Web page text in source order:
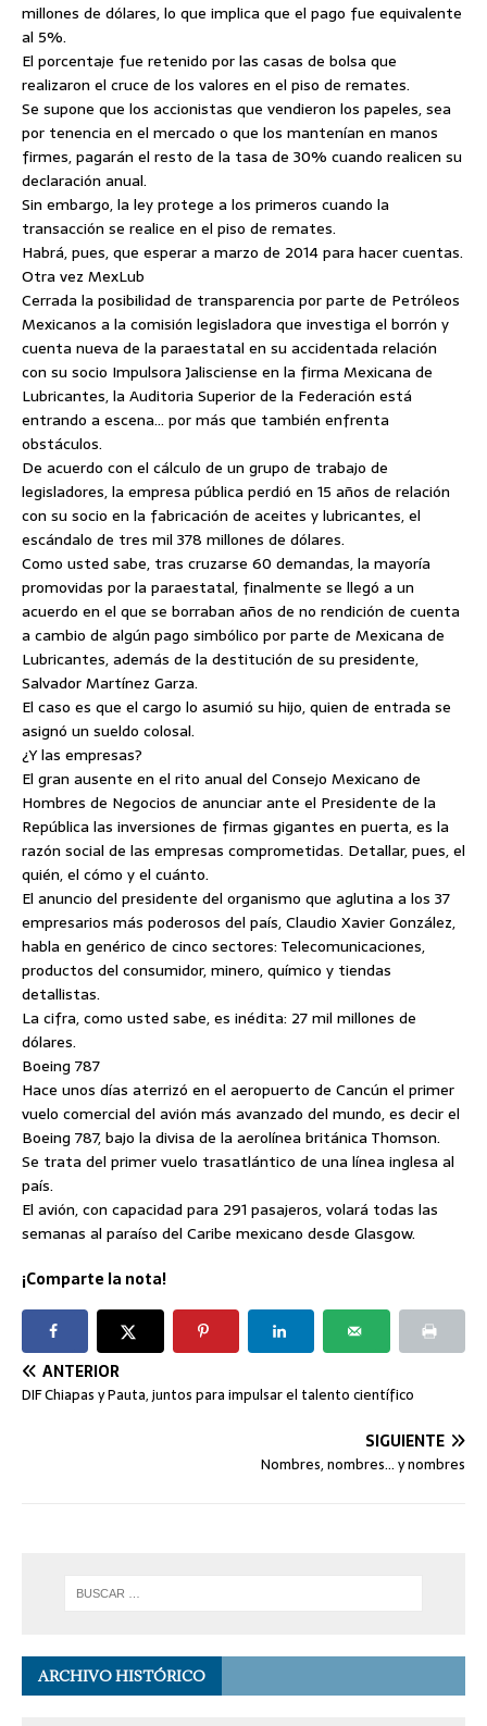
millones de dólares, lo que implica que el pago fue equivalente
al 5%.
El porcentaje fue retenido por las casas de bolsa que
realizaron el cruce de los valores en el piso de remates.
Se supone que los accionistas que vendieron los papeles, sea
por tenencia en el mercado o que los mantenían en manos
firmes, pagarán el resto de la tasa de 30% cuando realicen su
declaración anual.
Sin embargo, la ley protege a los primeros cuando la
transacción se realice en el piso de remates.
Habrá, pues, que esperar a marzo de 2014 para hacer cuentas.
Otra vez MexLub
Cerrada la posibilidad de transparencia por parte de Petróleos
Mexicanos a la comisión legisladora que investiga el borrón y
cuenta nueva de la paraestatal en su accidentada relación
con su socio Impulsora Jalisciense en la firma Mexicana de
Lubricantes, la Auditoria Superior de la Federación está
entrando a escena… por más que también enfrenta
obstáculos.
De acuerdo con el cálculo de un grupo de trabajo de
legisladores, la empresa pública perdió en 15 años de relación
con su socio en la fabricación de aceites y lubricantes, el
escándalo de tres mil 378 millones de dólares.
Como usted sabe, tras cruzarse 60 demandas, la mayoría
promovidas por la paraestatal, finalmente se llegó a un
acuerdo en el que se borraban años de no rendición de cuenta
a cambio de algún pago simbólico por parte de Mexicana de
Lubricantes, además de la destitución de su presidente,
Salvador Martínez Garza.
El caso es que el cargo lo asumió su hijo, quien de entrada se
asignó un sueldo colosal.
¿Y las empresas?
El gran ausente en el rito anual del Consejo Mexicano de
Hombres de Negocios de anunciar ante el Presidente de la
República las inversiones de firmas gigantes en puerta, es la
razón social de las empresas comprometidas. Detallar, pues, el
quién, el cómo y el cuánto.
El anuncio del presidente del organismo que aglutina a los 37
empresarios más poderosos del país, Claudio Xavier González,
habla en genérico de cinco sectores: Telecomunicaciones,
productos del consumidor, minero, químico y tiendas
detallistas.
La cifra, como usted sabe, es inédita: 27 mil millones de
dólares.
Boeing 787
Hace unos días aterrizó en el aeropuerto de Cancún el primer
vuelo comercial del avión más avanzado del mundo, es decir el
Boeing 787, bajo la divisa de la aerolínea británica Thomson.
Se trata del primer vuelo trasatlántico de una línea inglesa al
país.
El avión, con capacidad para 291 pasajeros, volará todas las
semanas al paraíso del Caribe mexicano desde Glasgow.
¡Comparte la nota!
ANTERIOR
DIF Chiapas y Pauta, juntos para impulsar el talento científico
SIGUIENTE
Nombres, nombres… y nombres
ARCHIVO HISTÓRICO